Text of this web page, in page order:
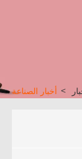
أخبار الصناعة